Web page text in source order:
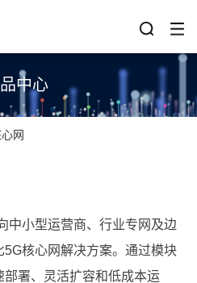
中心
网
中小型运营商、行业专网及边
核心网解决方案。通过模块
署、灵活扩容和低成本运
AUSF